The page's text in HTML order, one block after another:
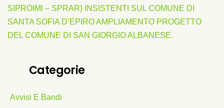
SIPROIMI – SPRAR) INSISTENTI SUL COMUNE DI
SANTA SOFIA D’EPIRO AMPLIAMENTO PROGETTO
DEL COMUNE DI SAN GIORGIO ALBANESE.
Categorie
Avvisi E Bandi